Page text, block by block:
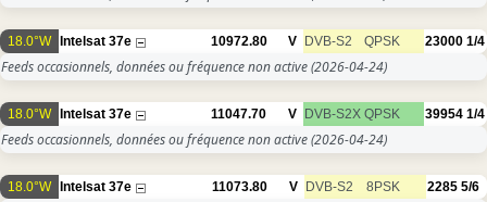
18.0°W Intelsat 37e 10972.80 V DVB-S2 QPSK 23000 1/4
Feeds occasionnels, données ou fréquence non active(2026-04-24)
18.0°W Intelsat 37e 11047.70 V DVB-S2X QPSK 39954 1/4
Feeds occasionnels, données ou fréquence non active(2026-04-24)
18.0°W Intelsat 37e 11073.80 V DVB-S2 8PSK 2285 5/6